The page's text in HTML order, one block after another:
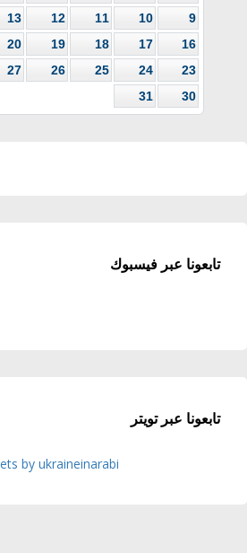
9
10
11
12
13
16
17
18
19
20
23
24
25
26
27
30
31
تابعونا عبر فيسبوك
تابعونا عبر تويتر
by ukraineinarabi